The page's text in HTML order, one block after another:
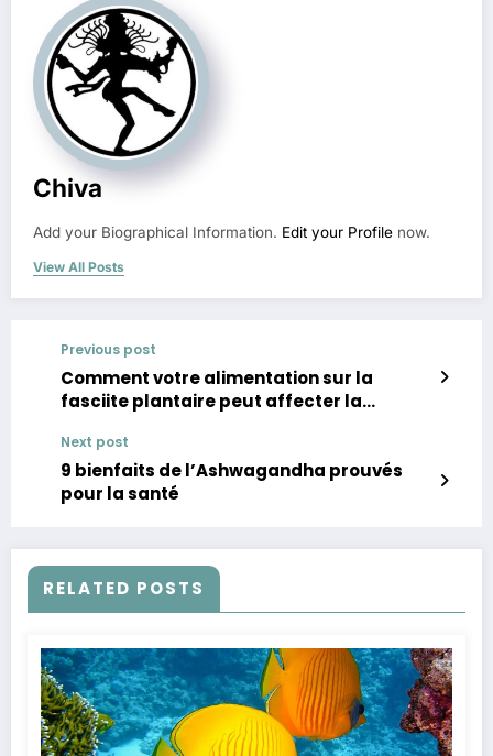
Chiva
Add your Biographical Information. Edit your Profile now.
View All Posts
Previous post
Comment votre alimentation sur la
fasciite plantaire peut affecter la
Next post
9 bienfaits de l’Ashwagandha prouvés
pour la santé
RELATED POSTS